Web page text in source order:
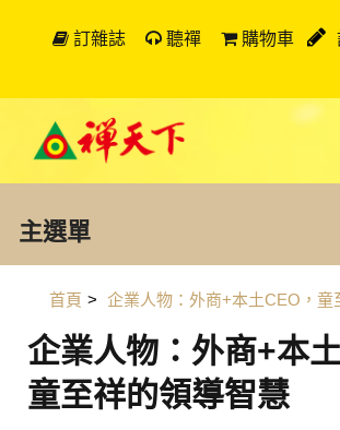
訂雜誌 聽禪 購物車
主選單
首頁 > 企業人物：外商+本土CEO，童
企業人物：外商+本
童至祥的領導智慧